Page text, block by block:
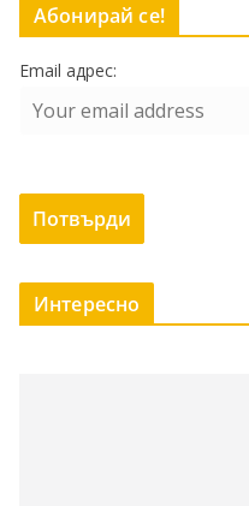
Абонирай се!
Email адрес:
Интересно